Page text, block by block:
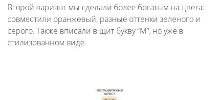
Второй вариант мы сделали более богатым на цвета:
совместили оранжевый, разные оттенки зеленого и
серого. Также вписали в щит букву “М”, но уже в
стилизованном виде.